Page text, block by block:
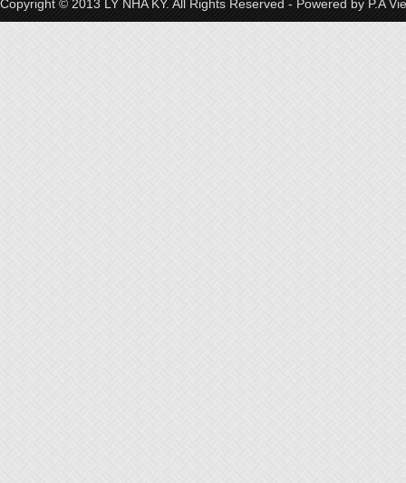
Copyright © 2013 LY NHA KY. All Rights Reserved - Powered by P.A